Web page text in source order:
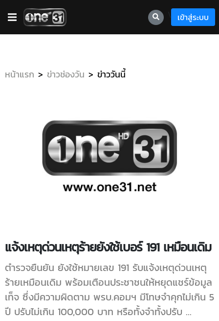
เข้าสู่ระบบ
หน้าแรก ข่าวช่องวัน ข่าววันนี้
แจ้งเหตุด่วนเหตุร้ายยังใช้เบอร์ 191 เหมือนเดิม
ตำรวจยืนยัน ยังใช้หมายเลข 191 รับแจ้งเหตุด่วนเหตุ
ร้ายเหมือนเดิม พร้อมเตือนประชาชนให้หยุดแชร์ข้อมูล
เท็จ ซึ่งมีความผิดตาม พรบ.คอมฯ มีโทษจำคุกไม่เกิน 5
ปี ปรับไม่เกิน 100,000 บาท หรือทั้งจำทั้งปรับ ...